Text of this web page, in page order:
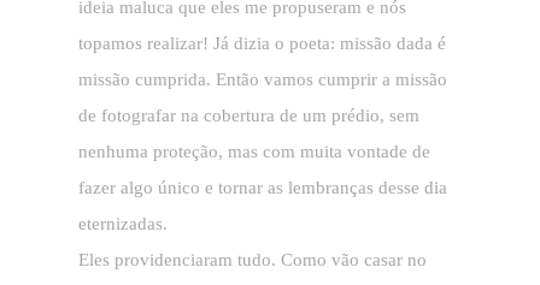
ideia maluca que eles me propuseram e nós
topamos realizar! Já dizia o poeta: missão dada é
missão cumprida. Então vamos cumprir a missão
de fotografar na cobertura de um prédio, sem
nenhuma proteção, mas com muita vontade de
fazer algo único e tornar as lembranças desse dia
eternizadas.
Eles providenciaram tudo. Como vão casar no